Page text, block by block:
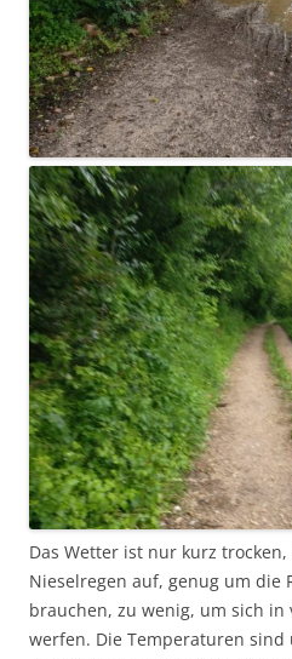
Das Wetter ist nur kurz
Nieselregen auf, genug um die
brauchen, zu wenig, um sich
werfen. Die Temperaturen sind